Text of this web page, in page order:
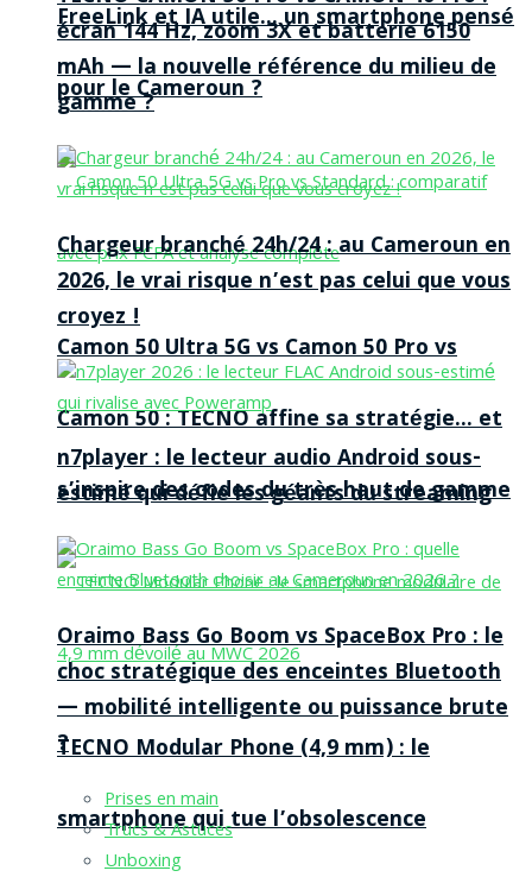
FreeLink et IA utile… un smartphone pensé
pour le Cameroun ?
Camon 50 Ultra 5G vs Camon 50 Pro vs
Camon 50 : TECNO affine sa stratégie… et
s’inspire des codes du très haut de gamme
TECNO Modular Phone (4,9 mm) : le
smartphone qui tue l’obsolescence
écran 144 Hz, zoom 3X et batterie 6150
mAh — la nouvelle référence du milieu de
gamme ?
Chargeur branché 24h/24 : au Cameroun en
2026, le vrai risque n’est pas celui que vous
croyez !
n7player : le lecteur audio Android sous-
estimé qui défie les géants du streaming
Oraimo Bass Go Boom vs SpaceBox Pro : le
choc stratégique des enceintes Bluetooth
— mobilité intelligente ou puissance brute
?
Prises en main
Trucs & Astuces
Unboxing